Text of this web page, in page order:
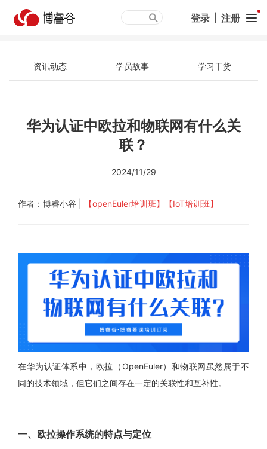
登录 注册
资讯动态 学员故事 学习干货
华为认证中欧拉和物联网有什么关
联？
2024/11/29
作者：博睿小谷 | 【openEuler培训班】 【IoT培训班】
在华为认证体系中，欧拉（OpenEuler）和物联网虽然属于不
同的技术领域，但它们之间存在一定的关联性和互补性。
一、欧拉操作系统的特点与定位